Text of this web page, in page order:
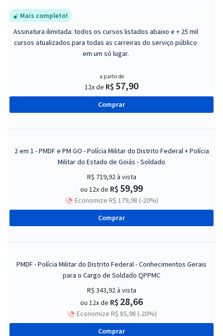
Mais completo!
Assinatura ilimitada: todos os cursos listados abaixo e + 25 mil
cursos atualizados para todas as carreiras do serviço público
em um só lugar.
a partir de
12x de R$ 57,90
Comprar
2 em 1 - PMDF e PM GO - Polícia Militar do Distrito Federal + Polícia
Militar do Estado de Goiás - Soldado
R$ 719,92à vista
ou 12x de R$ 59,99
Economize R$ 179,98 (-20%)
Comprar
PMDF - Polícia Militar do Distrito Federal - Conhecimentos Gerais
para o Cargo de Soldado QPPMC
R$ 343,92à vista
ou 12x de R$ 28,66
Economize R$ 85,98 (-20%)
Comprar